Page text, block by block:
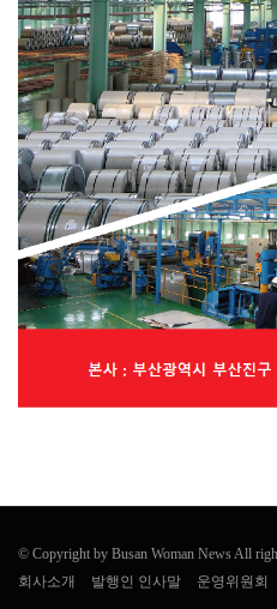
© Copyright by Busan Woman News All
회사소개
발행인 인사말 운영위원회